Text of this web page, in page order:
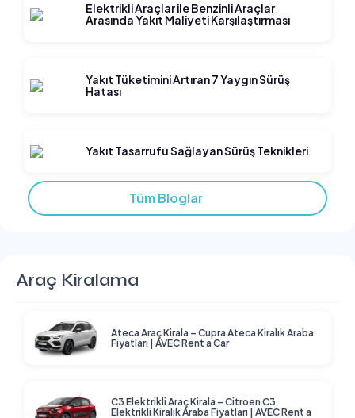
Elektrikli Araçlar ile Benzinli Araçlar
Arasında Yakıt Maliyeti Karşılaştırması
Yakıt Tüketimini Artıran 7 Yaygın Sürüş
Hatası
Yakıt Tasarrufu Sağlayan Sürüş Teknikleri
Tüm Bloglar
Araç Kiralama
Ateca Araç Kirala – Cupra Ateca Kiralık Araba
Fiyatları | AVEC Rent a Car
C3 Elektrikli Araç Kirala – Citroen C3
Elektrikli Kiralık Araba Fiyatları | AVEC Rent a